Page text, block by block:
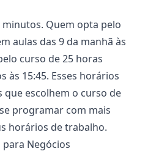
minutos. Quem opta pelo
aulas das 9 da manhã às
curso de 25 horas
às 15:45. Esses horários
que escolhem o curso de
programar com mais
horários de trabalho.
Negócios